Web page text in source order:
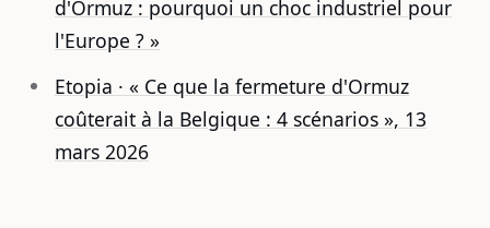
d'Ormuz : pourquoi un choc industriel pour
l'Europe ? »
Etopia · « Ce que la fermeture d'Ormuz
coûterait à la Belgique : 4 scénarios », 13
mars 2026